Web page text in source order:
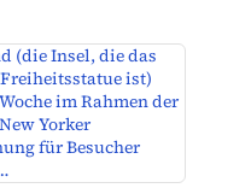
(die Insel, die das
ist)
im Rahmen der
New Yorker
für Besucher